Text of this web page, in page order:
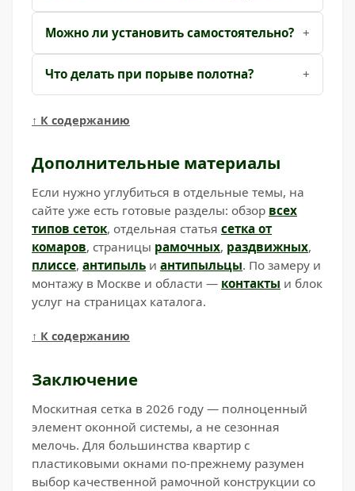
Можно ли установить самостоятельно?
Что делать при порыве полотна?
↑ К содержанию
Дополнительные материалы
Если нужно углубиться в отдельные темы, на
сайте уже есть готовые разделы: обзор всех
типов сеток, отдельная статья сетка от
комаров, страницы рамочных, раздвижных,
плиссе, антипыль и антипыльцы. По замеру и
монтажу в Москве и области — контакты и блок
услуг на страницах каталога.
↑ К содержанию
Заключение
Москитная сетка в 2026 году — полноценный
элемент оконной системы, а не сезонная
мелочь. Для большинства квартир с
пластиковыми окнами по-прежнему разумен
выбор качественной рамочной конструкции со